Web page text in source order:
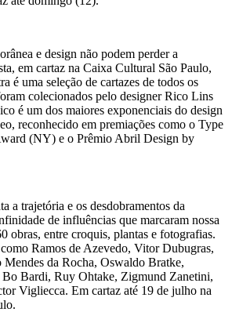
e design não podem perder a
em cartaz na Caixa Cultural São Paulo,
é uma seleção de cartazes de todos os
colecionados pelo designer Rico Lins
é um dos maiores exponenciais do design
reconhecido em premiações como o Type
(NY) e o Prêmio Abril Design by
a trajetória e os desdobramentos da
de influências que marcaram nossa
obras, entre croquis, plantas e fotografias.
Ramos de Azevedo, Vitor Dubugras,
Mendes da Rocha, Oswaldo Bratke,
Bardi, Ruy Ohtake, Zigmund Zanetini,
Vigliecca. Em cartaz até 19 de julho na